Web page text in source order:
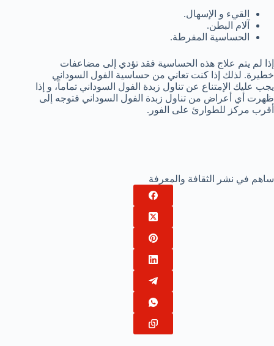
القيء و الإسهال.
آلام البطن.
الحساسية المفرطة.
إذا لم يتم علاج هذه الحساسية فقد تؤدي إلى مضاعفات
خطيرة. لذلك إذا كنت تعاني من حساسية الفول السوداني
يجب عليك الإمتناع عن تناول زبدة الفول السوداني تماماً، و إذا
ظهرت أي أعراض من تناول زبدة الفول السوداني فتوجه إلى
أقرب مركز للطوارئ على الفور.
ساهم في نشر الثقافة والمعرفة